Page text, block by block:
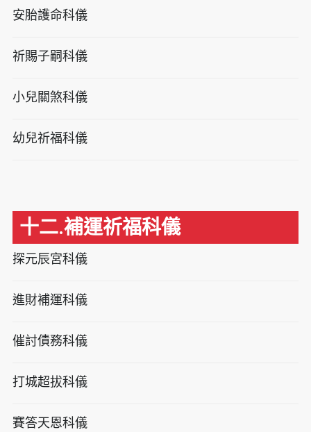
安胎護命科儀
祈賜子嗣科儀
小兒關煞科儀
幼兒祈福科儀
十二.補運祈福科儀
探元辰宮科儀
進財補運科儀
催討債務科儀
打城超拔科儀
賽答天恩科儀